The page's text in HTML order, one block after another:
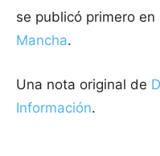
se publicó primero en
Mancha.
Una nota original de
Información.